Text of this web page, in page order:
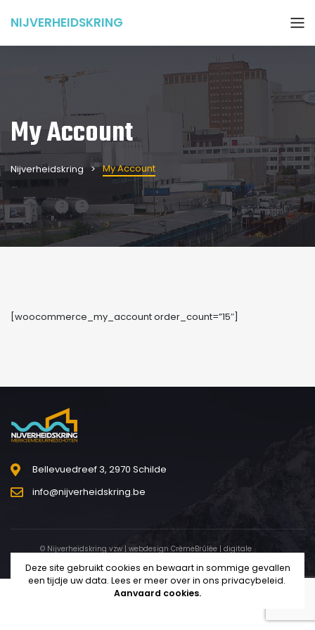
NIJVERHEIDSKRING
My Account
Nijverheidskring My Account
[woocommerce_my_account order_count=”15″]
Bellevuedreef 3, 2970 Schilde
info@nijverheidskring.be
© Nijverheidskring vzw | webdesign CrèmeBrûlée| digitale
Deze site gebruikt cookies en bewaart in sommige gevallen
een tijdje uw data. Lees er meer over in ons privacybeleid.
Aanvaard cookies.